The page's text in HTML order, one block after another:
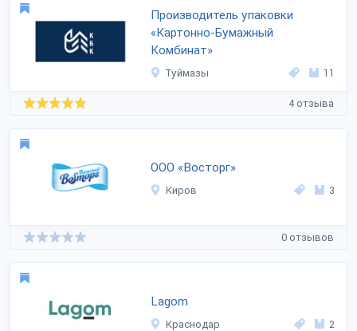
Производитель упаковки
«Картонно-Бумажный
Комбинат»
Туймазы 11
4 отзыва
ООО «Восторг»
Киров 3
0 отзывов
Lagom
Краснодар 2